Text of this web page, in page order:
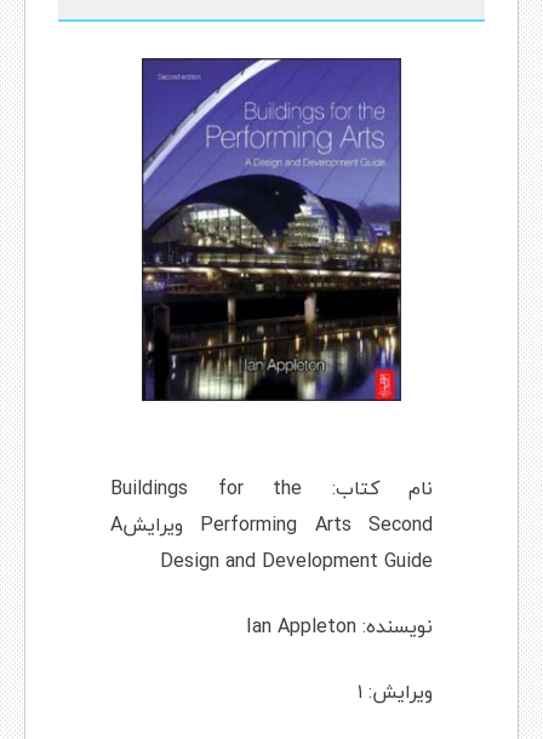
نام کتاب: Buildings for the
Performing Arts Second ویرایشA
Design and Development Guide
نویسنده: Ian Appleton
ویرایش: ۱